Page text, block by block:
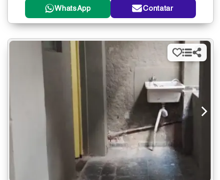
WhatsApp Contatar